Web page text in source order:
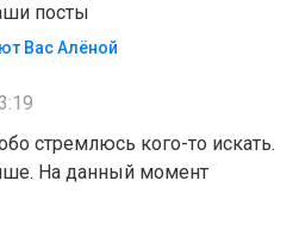
посты
Вас Алëной
стремлюсь кого-то искать.
На данный момент